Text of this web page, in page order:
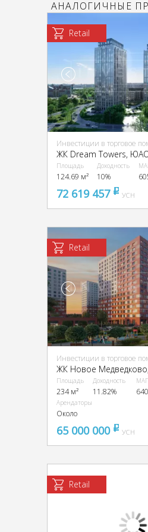
АНАЛОГИЧНЫЕ
Retail
Инвестиции в торговое
Площадь
124.69 м²
Доходность
10%
72 619 457 pуб
УСН
Retail
Инвестиции в торговое
Площадь
234 м²
Доходность
11.82%
Арендаторы
Около
65 000 000 pуб
УСН
Retail